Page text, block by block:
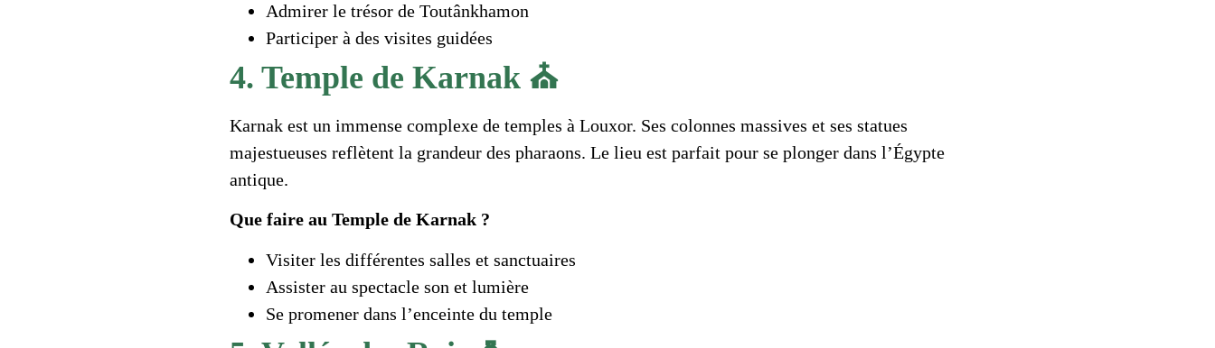
Admirer le trésor de Toutânkhamon
Participer à des visites guidées
4. Temple de Karnak ⛪
Karnak est un immense complexe de temples à Louxor. Ses colonnes massives et ses statues
majestueuses reflètent la grandeur des pharaons. Le lieu est parfait pour se plonger dans l’Égypte
antique.
Que faire au Temple de Karnak ?
Visiter les différentes salles et sanctuaires
Assister au spectacle son et lumière
Se promener dans l’enceinte du temple